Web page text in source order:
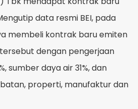
data resmi BEI, pada
membeli kontrak baru emiten
dengan pengerjaan
sumber daya air 31%, dan
properti, manufaktur dan